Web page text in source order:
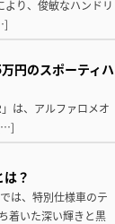
り、俊敏なハンドリ
円のスポーティハ
は、アルファロメオ
？
は、特別仕様車のテ
着いた深い輝きと黒